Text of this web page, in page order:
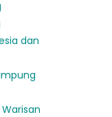
dan